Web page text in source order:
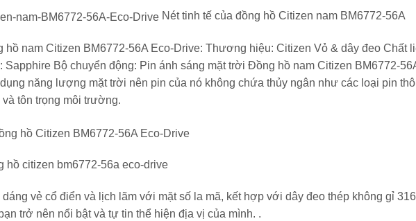
Nét tinh tế của đồng hồ Citizen nam BM6772-56A
hồ nam Citizen BM6772-56A Eco-Drive: Thương hiệu: Citizen Vỏ & dây đeo Chất
Sapphire Bộ chuyển động: Pin ánh sáng mặt trời Đồng hồ nam Citizen BM6772-
năng lượng mặt trời nên pin của nó không chứa thủy ngân như các loại pin
tôn trọng môi trường.
hồ citizen bm6772-56a eco-drive
vẻ cổ điển và lịch lãm với mặt số la mã, kết hợp với dây đeo thép không gỉ
trở nên nổi bật và tự tin thể hiện địa vị của mình. .